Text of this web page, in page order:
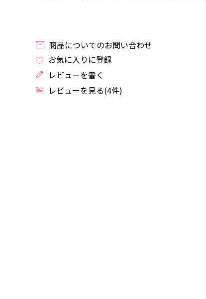
商品についてのお問い合わせ
お気に入りに登録
レビューを書く
レビューを見る(4件)